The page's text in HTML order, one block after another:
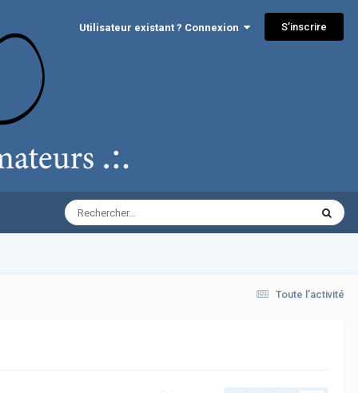
Utilisateur existant ? Connexion S’inscrire
Toute l’activité